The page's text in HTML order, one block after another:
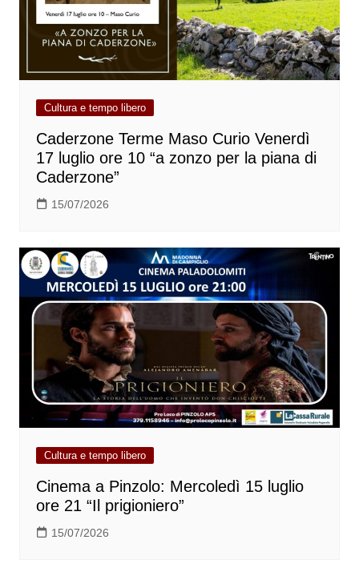
Cultura e tempo libero
Caderzone Terme Maso Curio Venerdì
17 luglio ore 10 “a zonzo per la piana di
Caderzone”
15/07/2026
Cultura e tempo libero
Cinema a Pinzolo: Mercoledì 15 luglio
ore 21 “Il prigioniero”
15/07/2026